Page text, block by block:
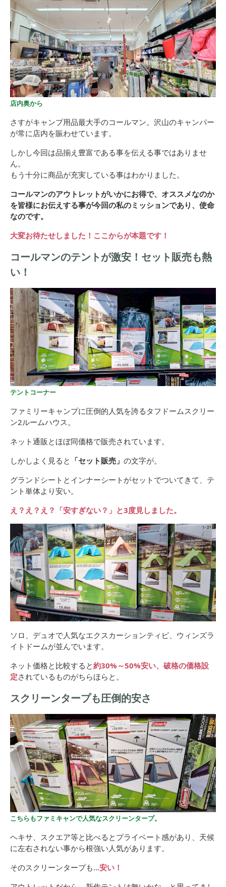
店内奥から
さすがキャンプ用品最大手のコールマン。沢山のキャンパー
が常に店内を賑わせています。
しかし今回は品揃え豊富である事を伝える事ではありませ
ん。
もう十分に商品が充実している事はわかりました。
コールマンのアウトレットがいかにお得で、オススメなのか
を皆様にお伝えする事が今回の私のミッションであり、使命
なのです。
大変お待たせしました！ここからが本題です！
コールマンのテントが激安！セット販売も熱
い！
テントコーナー
ファミリーキャンプに圧倒的人気を誇るタフドームスクリー
ン2ルームハウス。
ネット通販とほぼ同価格で販売されています。
しかしよく見ると 「セット販売」 の文字が。
グランドシートとインナーシートがセットでついてきて、テ
ント単体より安い。
え？え？え？「安すぎない？」と3度見しました。
ソロ、デュオで人気なエクスカーションティピ、ウィンズラ
イトドームが並んでいます。
ネット価格と比較すると約30%～50%安い、破格の価格設
定されているものがちらほらと。
スクリーンタープも圧倒的安さ
こちらもファミキャンで人気なスクリーンタープ。
ヘキサ、スクエア等と比べるとプライベート感があり、天候
に左右されない事から根強い人気があります。
そのスクリーンタープも…安い！